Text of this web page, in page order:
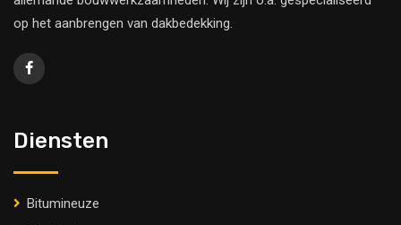
op het aanbrengen van dakbedekking.
Diensten
Bitumineuze